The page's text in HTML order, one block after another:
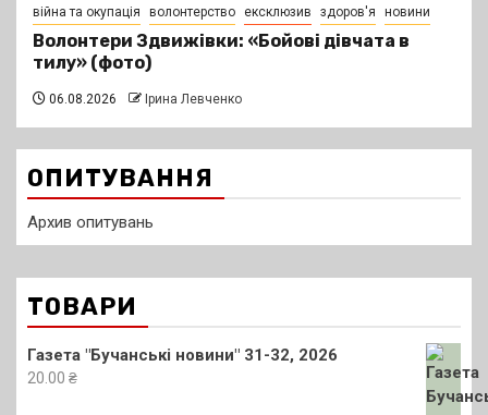
війна та окупація волонтерство ексклюзив здоров'я новини
Волонтери Здвижівки: «Бойові дівчата в
тилу» (фото)
06.08.2026 Ірина Левченко
ОПИТУВАННЯ
Архив опитувань
ТОВАРИ
Газета "Бучанські новини" 31-32, 2026
20.00 ₴